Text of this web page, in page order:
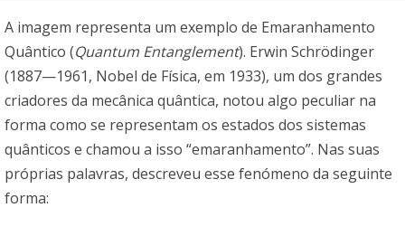
A imagem representa um exemplo de Emaranhamento
Quântico (Quantum Entanglement). Erwin Schrödinger
(1887—1961, Nobel de Física, em 1933), um dos grandes
criadores da mecânica quântica, notou algo peculiar na
forma como se representam os estados dos sistemas
quânticos e chamou a isso “emaranhamento”. Nas suas
próprias palavras, descreveu esse fenómeno da seguinte
forma: